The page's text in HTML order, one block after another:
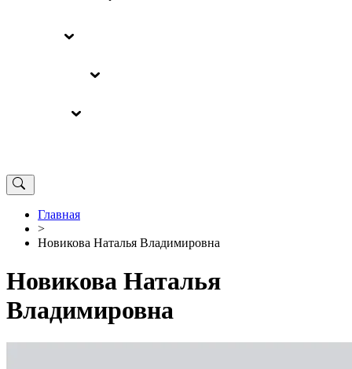
Главная
>
Новикова Наталья Владимировна
Новикова Наталья
Владимировна